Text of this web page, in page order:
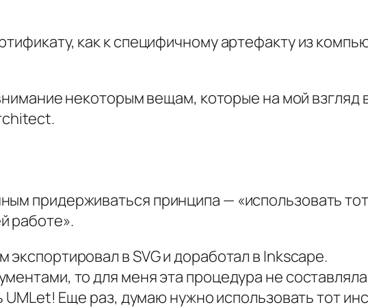
как к специфичному артефакту из
некоторым вещам, которые на мой взгляд
.
придерживаться принципа — «использовать
работе».
экспортировал в SVG и доработал в Inkscape.
то для меня эта процедура не
UMLet! Еще раз, думаю нужно использовать тот